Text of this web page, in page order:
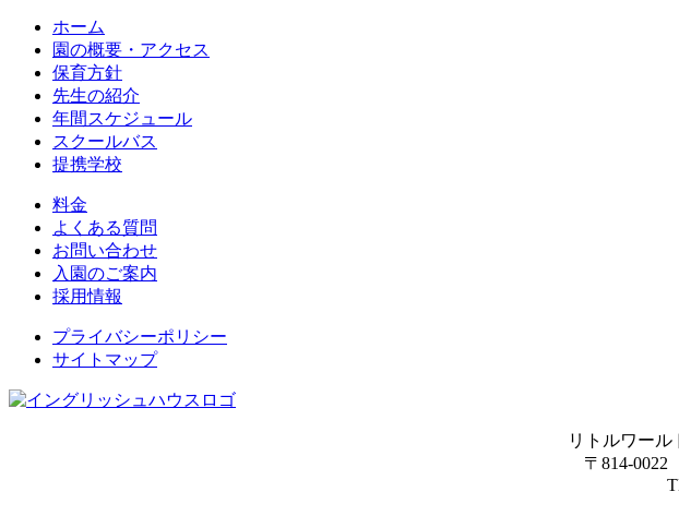
ホーム
園の概要・アクセス
保育方針
先生の紹介
年間スケジュール
スクールバス
提携学校
料金
よくある質問
お問い合わせ
入園のご案内
採用情報
プライバシーポリシー
サイトマップ
リトルワー
〒814-